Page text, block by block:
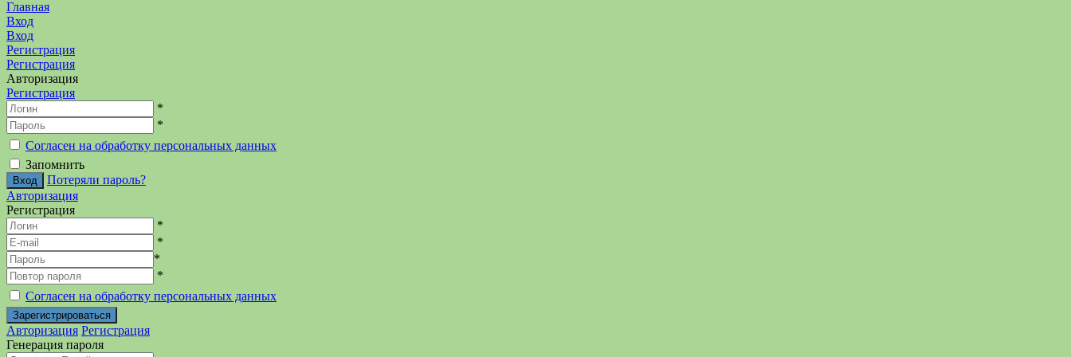
Главная
Вход
Вход
Регистрация
Регистрация
Авторизация
Регистрация
*
*
Согласен на обработку персональных данных
Запомнить
Потеряли пароль?
Авторизация
Регистрация
*
*
*
*
Согласен на обработку персональных данных
Авторизация Регистрация
Генерация пароля